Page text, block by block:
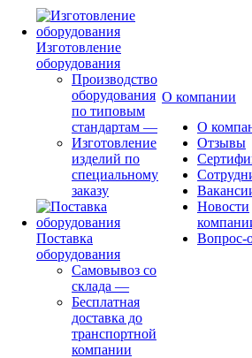
Изготовление
оборудования
Производство
оборудования
по типовым
стандартам —
Изготовление
изделий по
специальному
заказу
Поставка
оборудования
Самовывоз со
склада —
Бесплатная
доставка до
транспортной
компании
О компании
О
Отзывы
Новости
Вопрос-